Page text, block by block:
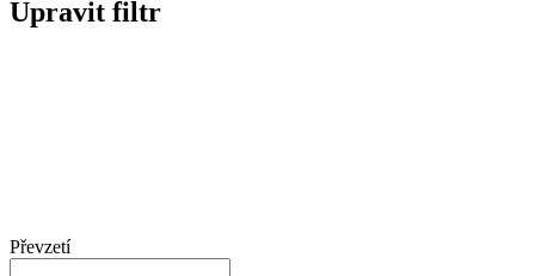
Upravit filtr
Převzetí